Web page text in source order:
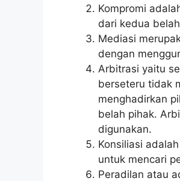
Kompromi
dari kedua
Mediasi
dengan
Arbitrasi yaitu
berseteru tidak
menghadirkan
belah pihak.
digunakan.
Konsiliasi
untuk mencari
Peradilan atau